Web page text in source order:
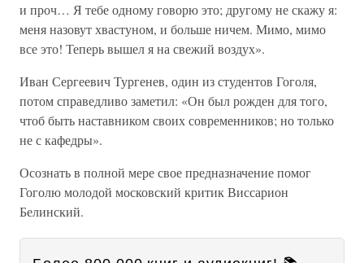
и проч… Я тебе одному говорю это; другому не скажу я:
меня назовут хвастуном, и больше ничем. Мимо, мимо
все это! Теперь вышел я на свежий воздух».
Иван Сергеевич Тургенев, один из студентов Гоголя,
потом справедливо заметил: «Он был рожден для того,
чтоб быть наставником своих современников; но только
не с кафедры».
Осознать в полной мере свое предназначение помог
Гоголю молодой московский критик Виссарион
Белинский.